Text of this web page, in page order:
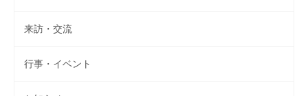
来訪・交流
行事・イベント